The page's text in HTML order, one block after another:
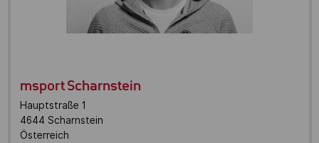
msport Scharnstein
Hauptstraße 1
4644 Scharnstein
Österreich